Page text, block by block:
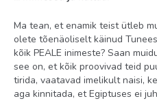
Ma tean, et enamik teist ütleb
olete tõenäoliselt käinud
kõik PEALE inimeste? Saan
see on, et kõik proovivad teid
tirida, vaatavad imelikult naisi,
aga kinnitada, et Egiptuses ei